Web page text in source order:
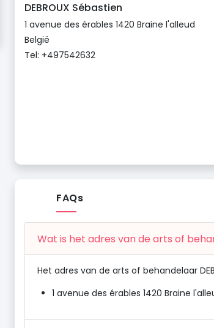
DEBROUX Sébastien
1 avenue des érables 1420 Braine l'alleud
België
Tel: +497542632
FAQs
Wat is het adres van de arts of
Het adres van de arts of behandelaar
1 avenue des érables 1420 Braine